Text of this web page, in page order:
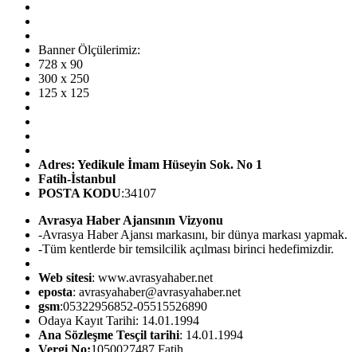
Banner Ölçülerimiz:
728 x 90
300 x 250
125 x 125
Adres: Yedikule İmam Hüseyin Sok. No 1
Fatih-İstanbul
POSTA KODU:34107
Avrasya Haber Ajansının Vizyonu
-Avrasya Haber Ajansı markasını, bir dünya markası yapmak.
-Tüm kentlerde bir temsilcilik açılması birinci hedefimizdir.
Web sitesi: www.avrasyahaber.net
eposta: avrasyahaber@avrasyahaber.net
gsm:05322956852-05515526890
Odaya Kayıt Tarihi: 14.01.1994
Ana Sözleşme Tesçil tarihi: 14.01.1994
Vergi No:1050027487 Fatih